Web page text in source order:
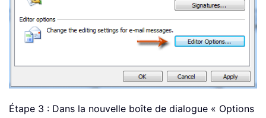
Étape 3 : Dans la nouvelle boîte de dialogue « Options